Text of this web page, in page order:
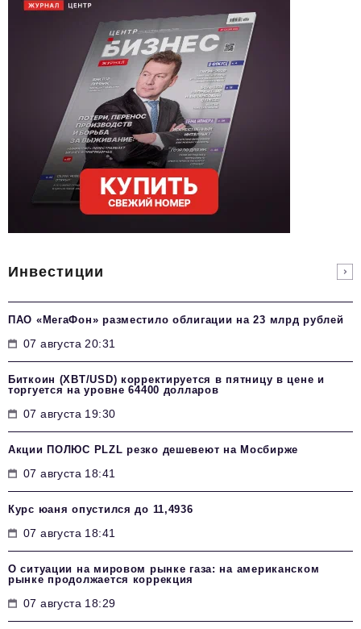
Инвестиции
ПАО «МегаФон» разместило облигации на 23 млрд рублей
07 августа 20:31
Биткоин (XBT/USD) корректируется в пятницу в цене и
торгуется на уровне 64400 долларов
07 августа 19:30
Акции ПОЛЮС PLZL резко дешевеют на Мосбирже
07 августа 18:41
Курс юаня опустился до 11,4936
07 августа 18:41
О ситуации на мировом рынке газа: на американском
рынке продолжается коррекция
07 августа 18:29